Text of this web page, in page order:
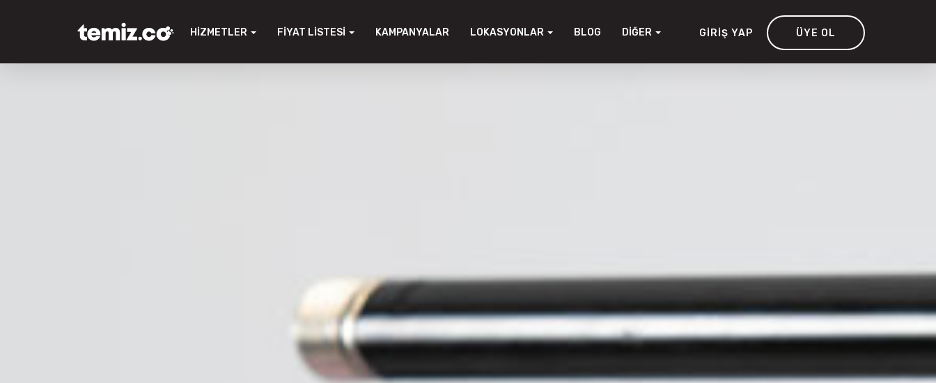
HIZMETLER FIYAT LISTESI KAMPANYALAR LOKASYONLAR BLOG DIĞER GIRIŞ YAP ÜYE OL